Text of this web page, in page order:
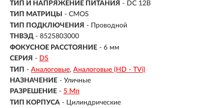
ТИП И НАПРЯЖЕНИЕ ПИТАНИЯ - DC 12В
ТИП МАТРИЦЫ
- CMOS
ТИП ПОДКЛЮЧЕНИЯ - Проводной
ТНВЭД - 8525803000
ФОКУСНОЕ РАССТОЯНИЕ - 6 мм
СЕРИЯ - DS
ТИП - Аналоговые Аналоговые (HD - TVi)
НАЗНАЧЕНИЕ - Уличные
РАЗРЕШЕНИЕ - 5 Мп
ТИП КОРПУСА - Цилиндрические